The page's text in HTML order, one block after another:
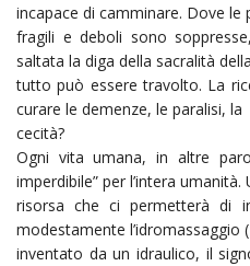
incapace di camminare. Dove le
fragili e deboli sono
saltata la diga della sacralità
tutto può essere travolto. La
curare le demenze, le paralisi, la
cecità?
Ogni vita umana, in altre
imperdibile” per l’intera umanità.
risorsa che ci permetterà di
modestamente l’idromassaggio
​inventato da un idraulico, il